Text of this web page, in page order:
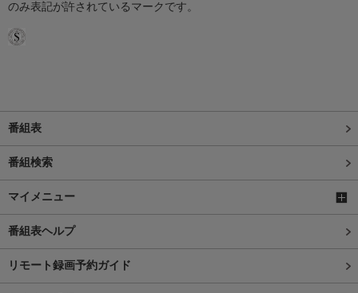
のみ表記が許されているマークです。
番組表
番組検索
マイメニュー
番組表ヘルプ
リモート録画予約ガイド